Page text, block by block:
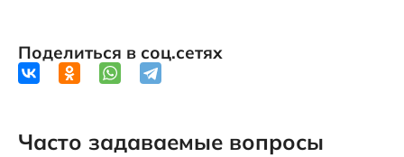
Поделиться в соц.сетях
Часто задаваемые вопросы